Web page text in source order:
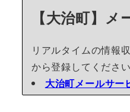
【大治町】メ
リアルタイムの情報
から登録してください
大治町メールサー